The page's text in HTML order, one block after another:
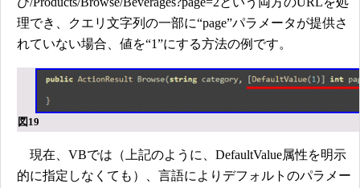
理でき、クエリ文字列の一部に“page”パラメータが提供さ
れていない場合、値を“1”にする方法の例です。
図19
現在、VBでは（上記のように、DefaultValue属性を明示
的に指定しなくても）、言語によりデフォルトのパラメー